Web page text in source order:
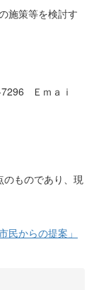
施策等を検討す
Ｅｍａｉ
のものであり、現
市民からの提案」